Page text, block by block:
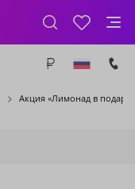
Акция «Лимонад в